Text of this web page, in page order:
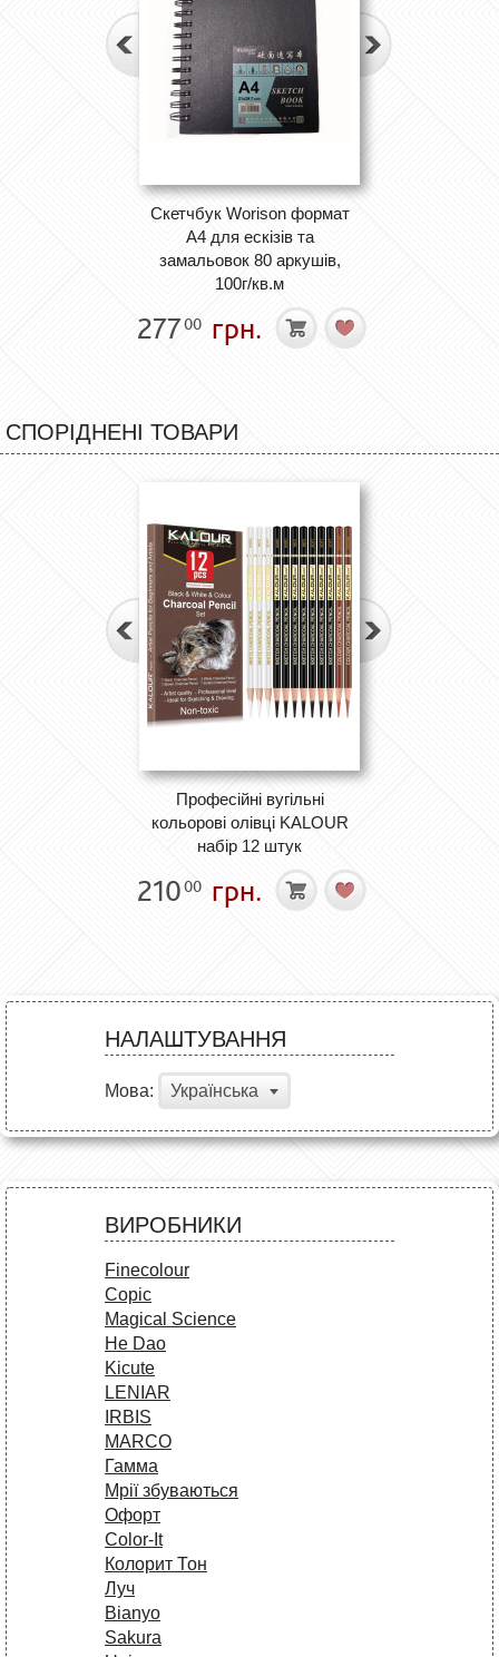
Скетчбук Worison формат
А4 для ескізів та
замальовок 80 аркушів,
100г/кв.м
27700 грн.
СПОРІДНЕНІ ТОВАРИ
Професійні вугільні
кольорові олівці KALOUR
набір 12 штук
21000 грн.
НАЛАШТУВАННЯ
Мова: Українська
ВИРОБНИКИ
Finecolour
Copic
Magical Science
He Dao
Kicute
LENIAR
IRBIS
MARCO
Гамма
Мрії збуваються
Офорт
Сolor-It
Колорит Тон
Луч
Bianyo
Sakura